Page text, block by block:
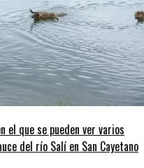
el que se pueden ver varios
del río Salí en San Cayetano